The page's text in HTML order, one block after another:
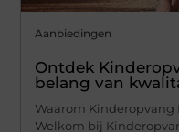
Aanbiedingen
Ontdek
belang van
Waarom Kinderopvang
Welkom bij